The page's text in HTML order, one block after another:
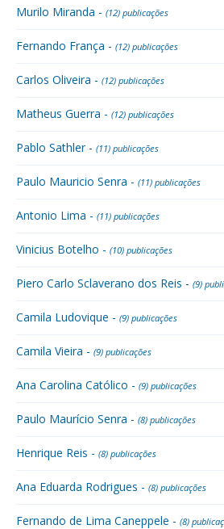
Murilo Miranda - (12) publicações
Fernando França - (12) publicações
Carlos Oliveira - (12) publicações
Matheus Guerra - (12) publicações
Pablo Sathler - (11) publicações
Paulo Mauricio Senra - (11) publicações
Antonio Lima - (11) publicações
Vinicius Botelho - (10) publicações
Piero Carlo Sclaverano dos Reis - (9)
Camila Ludovique - (9) publicações
Camila Vieira - (9) publicações
Ana Carolina Católico - (9) publicações
Paulo Maurício Senra - (8) publicações
Henrique Reis - (8) publicações
Ana Eduarda Rodrigues - (8) publicações
Fernando de Lima Caneppele - (8)